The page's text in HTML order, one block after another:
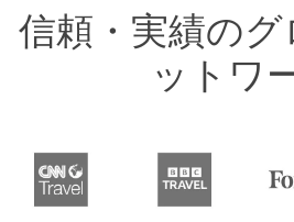
信頼・実績の
ットワ